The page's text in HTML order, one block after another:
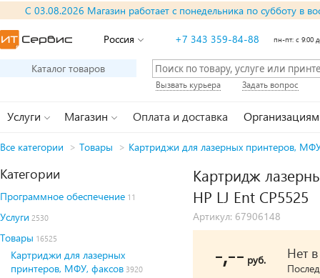
С 03.08.2026 Магазин работает с понедельника по субботу в
Россия +7 343 359-84-88 пн-пт: с 9:00
Каталог товаров
Вызвать курьера Задать вопрос
Услуги Магазин Оплата и доставка Организациям
Все категории > Товары > Картриджи для лазерных принтеров,
Категории
Программное обеспечение 11
Услуги 2530
Товары 16525
Картриджи для лазерных
принтеров, МФУ, факсов 3920
Картридж
HP LJ Ent CP5525
Артикул: 67906148
-,-- руб. Нет